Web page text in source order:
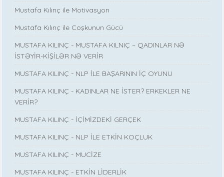
Mustafa Kılınç ile Motivasyon
Mustafa Kılınç ile Coşkunun Gücü
MUSTAFA KILINÇ - MUSTAFA KILNIÇ – QADINLAR NƏ
İSTƏYİR-KİŞİLƏR NƏ VERİR
MUSTAFA KILINÇ - NLP İLE BAŞARININ İÇ OYUNU
MUSTAFA KILINÇ - KADINLAR NE İSTER? ERKEKLER NE
VERİR?
MUSTAFA KILINÇ - İÇİMİZDEKİ GERÇEK
MUSTAFA KILINÇ - NLP İLE ETKİN KOÇLUK
MUSTAFA KILINÇ - MUCİZE
MUSTAFA KILINÇ - ETKİN LİDERLİK